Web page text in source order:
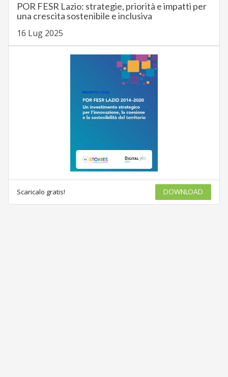
POR FESR Lazio: strategie, priorità e impatti per
una crescita sostenibile e inclusiva
16 Lug 2025
Scaricalo gratis! DOWNLOAD